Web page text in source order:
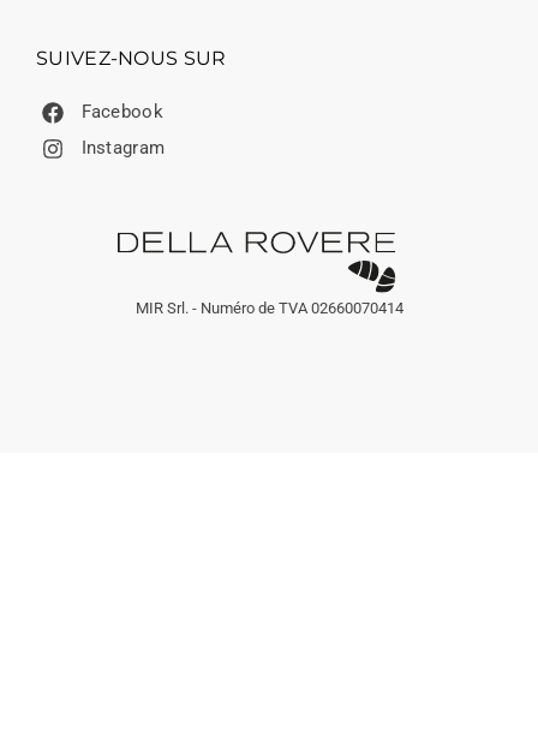
SUIVEZ-NOUS SUR
Facebook
Instagram
MIR Srl. - Numéro de TVA 02660070414